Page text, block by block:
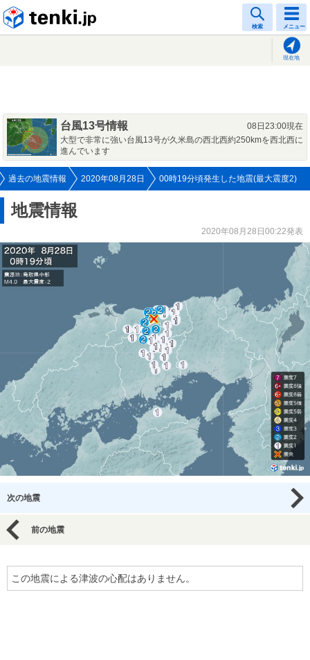
検索 メニュー
現在地
台風13号情報
08日23:00現在
大型で非常に強い台風13号が久米島の西北西約250kmを西北西に
進んでいます
過去の地震情報 2020年08月28日 00時19分頃発生した地震(最大震度2)
地震情報
2020年08月28日00:22発表
次の地震
前の地震
この地震による津波の心配はありません。